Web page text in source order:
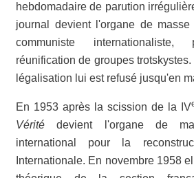
hebdomadaire de parution
journal devient l'organe de
communiste
réunification de groupes
légalisation lui est refusé jusqu'en
En 1953 après la scission de la IV
Vérité devient l'organe de
international pour la
Internationale. En novembre 1958